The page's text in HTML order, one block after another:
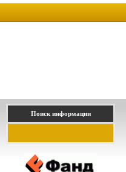
Поиск информации